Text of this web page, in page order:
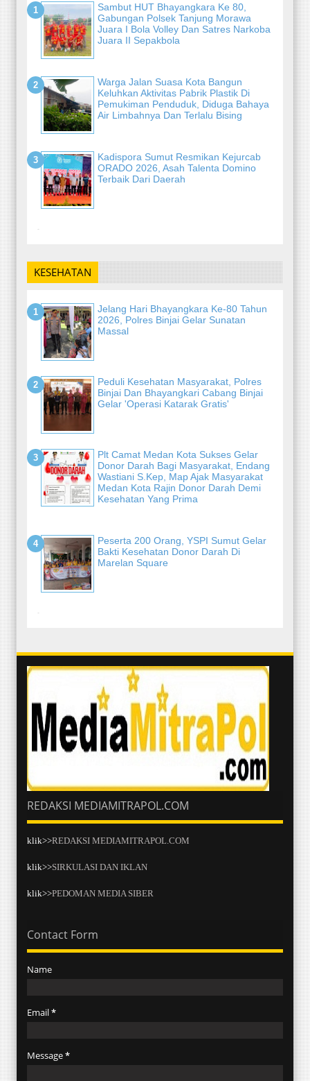
Sambut HUT Bhayangkara Ke 80,
Gabungan Polsek Tanjung Morawa
Juara I Bola Volley Dan Satres Narkoba
Juara II Sepakbola
Warga Jalan Suasa Kota Bangun
Keluhkan Aktivitas Pabrik Plastik Di
Pemukiman Penduduk, Diduga Bahaya
Air Limbahnya Dan Terlalu Bising
Kadispora Sumut Resmikan Kejurcab
ORADO 2026, Asah Talenta Domino
Terbaik Dari Daerah
-
KESEHATAN
Jelang Hari Bhayangkara Ke-80 Tahun
2026, Polres Binjai Gelar Sunatan
Massal
Peduli Kesehatan Masyarakat, Polres
Binjai Dan Bhayangkari Cabang Binjai
Gelar 'Operasi Katarak Gratis'
Plt Camat Medan Kota Sukses Gelar
Donor Darah Bagi Masyarakat, Endang
Wastiani S.Kep, Map Ajak Masyarakat
Medan Kota Rajin Donor Darah Demi
Kesehatan Yang Prima
Peserta 200 Orang, YSPI Sumut Gelar
Bakti Kesehatan Donor Darah Di
Marelan Square
-
REDAKSI MEDIAMITRAPOL.COM
klik>>REDAKSI MEDIAMITRAPOL.COM
klik>>SIRKULASI DAN IKLAN
klik>>PEDOMAN MEDIA SIBER
Contact Form
Name
Email*
Message*